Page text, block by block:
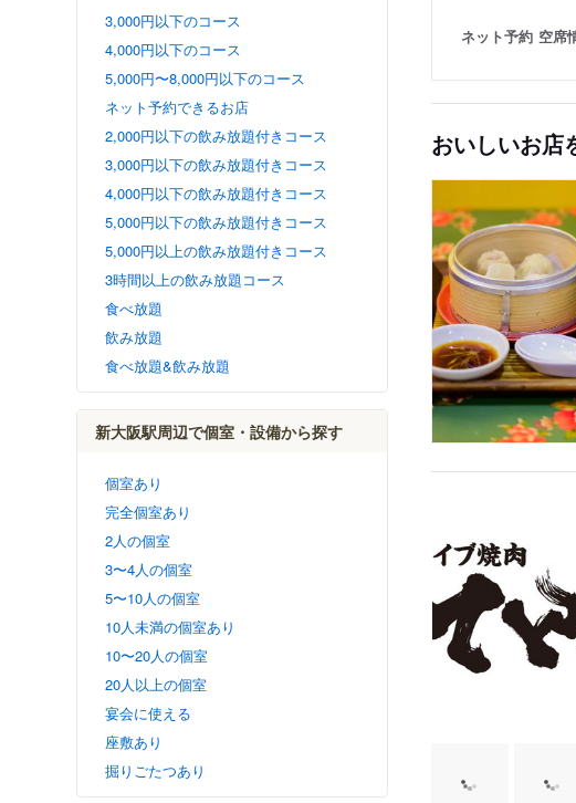
3,000円以下のコース
4,000円以下のコース
5,000円〜8,000円以下のコース
ネット予約できるお店
2,000円以下の飲み放題付きコース
3,000円以下の飲み放題付きコース
4,000円以下の飲み放題付きコース
5,000円以下の飲み放題付きコース
5,000円以上の飲み放題付きコース
3時間以上の飲み放題コース
食べ放題
飲み放題
食べ放題&飲み放題
新大阪駅周辺で個室・設備から探す
個室あり
完全個室あり
2人の個室
3〜4人の個室
5〜10人の個室
10人未満の個室あり
10〜20人の個室
20人以上の個室
宴会に使える
座敷あり
掘りごたつあり
ネット予約 空席
おいしいお店